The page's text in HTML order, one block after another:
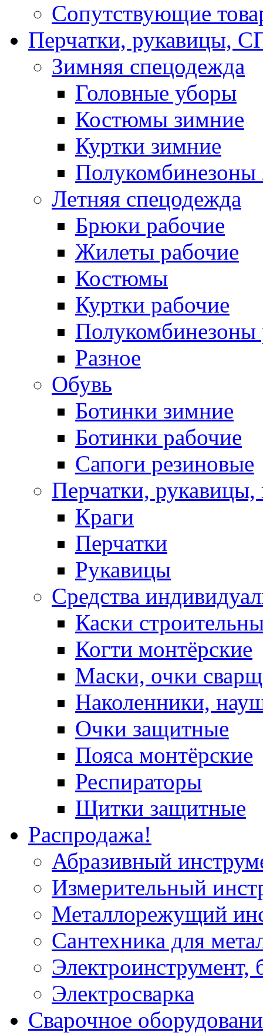
Сопутствующие
Перчатки,
Зимняя спецодежда
Головные уборы
Костюмы зимние
Куртки зимние
Полукомбинезоны
Летняя спецодежда
Брюки рабочие
Жилеты рабочие
Костюмы
Куртки рабочие
Полукомбинезоны
Разное
Обувь
Ботинки зимние
Ботинки рабочие
Сапоги резиновые
Перчатки, рукавицы,
Краги
Перчатки
Рукавицы
Средства
Каски
Когти монтёрские
Маски, очки
Наколенники,
Очки защитные
Пояса монтёрские
Респираторы
Щитки защитные
Распродажа!
Абразивный
Измерительный
Металлорежущий
Сантехника для
Электроинструмент,
Электросварка
Сварочное